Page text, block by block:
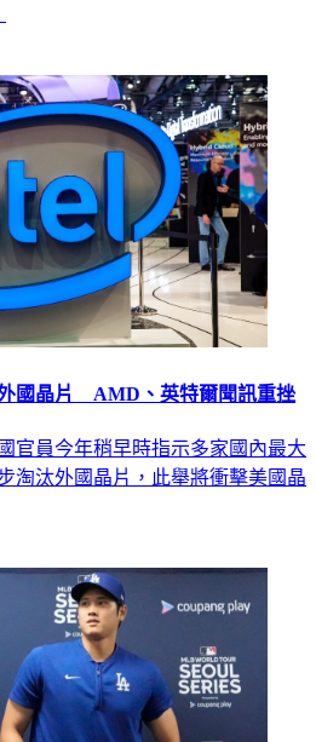
國晶片 AMD、英特爾聞訊重挫
官員今年稍早時指示多家國內最大
淘汰外國晶片，此舉將衝擊美國晶